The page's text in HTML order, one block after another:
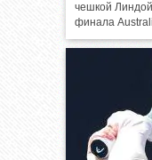
чешкой
финала